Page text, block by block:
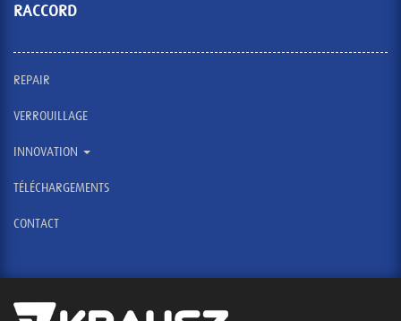
RACCORD
REPAIR
VERROUILLAGE
INNOVATION
TÉLÉCHARGEMENTS
CONTACT